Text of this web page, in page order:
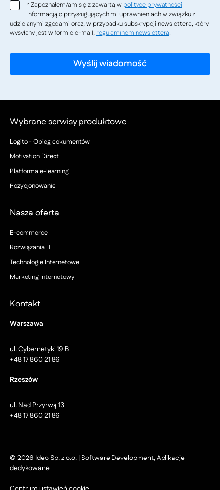
*Zapoznałem/am się z zawartą w polityce prywatności
informacją o przysługujących mi uprawnieniach w związku z
udzielanymi zgodami oraz, w przypadku subskrypcji newslettera, który
wysyłany jest w formie e-mail, regulaminem newslettera.
Wybrane serwisy produktowe
Logito - Obieg dokumentów
Motivation Direct
Platforma e-learning
Pozycjonowanie
Nasza oferta
E-commerce
Rozwiązania IT
Technologie Internetowe
Marketing Internetowy
Kontakt
Warszawa
ul. Cybernetyki 19 B
+48 17 860 21 86
Rzeszów
ul. Nad Przyrwą 13
+48 17 860 21 86
© 2026 Ideo Sp. z o.o. | Software Development, Aplikacje
dedykowane